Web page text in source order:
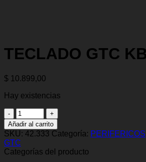
TECLADO GTC
$ 10.899,00
Hay existencias
TECLADO
GTC
KBG-
206
USB
cantidad
Añadir al carrito
SKU: 42.333 Categoría: PERIFERICOS
GTC
Categorías del producto